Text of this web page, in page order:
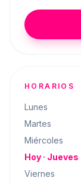
HORARIOS
Lunes
Martes
Miércoles
Hoy · Jueves
Viernes